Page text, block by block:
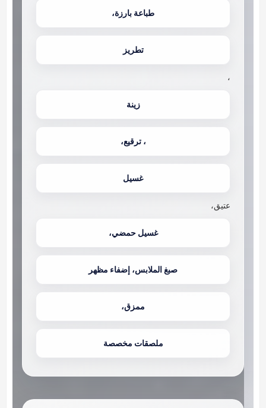
طباعة بارزة،
تطريز
،
زينة
، ترقيع،
غسيل
عتيق،
غسيل حمضي،
صبغ الملابس، إضفاء مظهر
ممزق،
ملصقات مخصصة